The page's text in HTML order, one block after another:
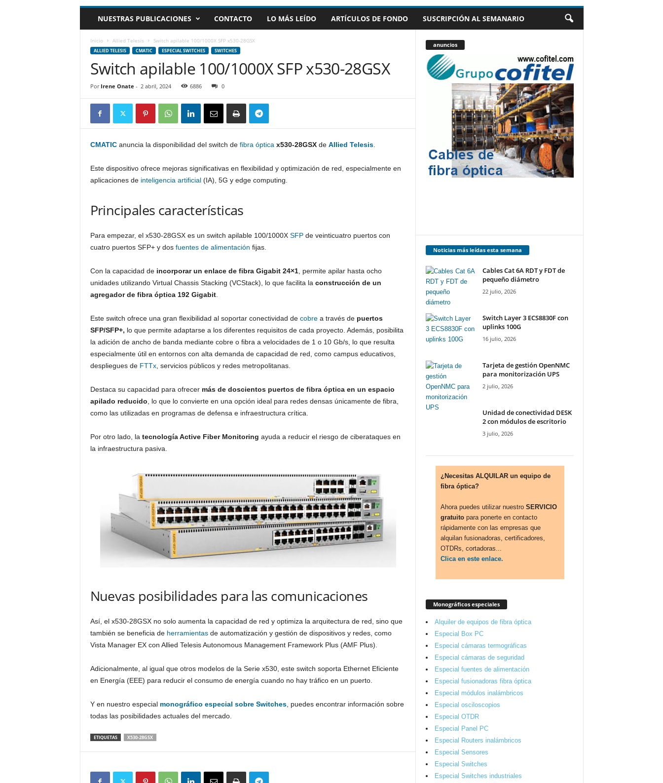
m
o
NUESTRAS PUBLICACIONES CONTACTO LO MÁS LEÍDO ARTÍCULOS DE FONDO SUSCRIPCIÓN AL SEMANARIO
Inicio Allied Telesis Switch apilable 100/1000X SFP x530-28GSX
ALLIED TELESIS CMATIC ESPECIAL SWITCHES SWITCHES
Switch apilable 100/1000X SFP x530-28GSX
Por Irene Onate - 2 abril, 2024 6886 0
CMATICanuncia la disponibilidad del switch de fibra óptica x530-28GSXde Allied Telesis.
Este dispositivo ofrece mejoras significativas en flexibilidad y optimización de red, especialmente en
aplicaciones de inteligencia artificial(IA), 5G y edge computing.
Principales características
Para empezar, el x530-28GSX es un switch apilable 100/1000X SFPde veinticuatro puertos con
cuatro puertos SFP+ y dos fuentes de alimentación fijas.
Con la capacidad de incorporar un enlace de fibra Gigabit 24×1, permite apilar hasta ocho
unidades utilizando Virtual Chassis Stacking (VCStack), lo que facilita la construcción de un
agregador de fibra óptica 192 Gigabit.
Este switch ofrece una gran flexibilidad al soportar conectividad de cobrea través de puertos
SFP/SFP+, lo que permite adaptarse a los diferentes requisitos de cada proyecto. Además, posibilita
la adición de ancho de banda mediante cobre o fibra a velocidades de 1 o 10 Gb/s, lo que resulta
especialmente útil en entornos con alta demanda de capacidad de red, como campus educativos,
despliegues de FTTx, servicios públicos y redes metropolitanas.
Destaca su capacidad para ofrecer más de doscientos puertos de fibra óptica en un espacio
apilado reducido , lo que lo convierte en una opción ideal para redes densas únicamente de fibra,
como las utilizadas en programas de defensa e infraestructura crítica.
Por otro lado, la tecnología Active Fiber Monitoring ayuda a reducir el riesgo de ciberataques en
la infraestructura pasiva.
Nuevas posibilidades para las comunicaciones
Así, el x530-28GSX no solo aumenta la capacidad de red y optimiza la arquitectura de red, sino que
también se beneficia de herramientasde automatización y gestión de dispositivos y redes, como
Vista Manager EX con Allied Telesis Autonomous Management Framework Plus (AMF Plus).
Adicionalmente, al igual que otros modelos de la Serie x530, este switch soporta Ethernet Eficiente
en Energía (EEE) para reducir el consumo de energía cuando no hay tráfico en un puerto.
Y en nuestro especial monográfico especial sobre Switches, puedes encontrar información sobre
todas las posibilidades actuales del mercado.
ETIQUETAS X530-28GSX
anuncios
Noticias más leídas esta semana
Cables Cat 6A RDT y FDT de
pequeño diámetro
22 julio, 2026
Switch Layer 3 ECS8830F con
uplinks 100G
16 julio, 2026
Tarjeta de gestión OpenNMC
para monitorización UPS
2 julio, 2026
Unidad de conectividad DESK
2 con módulos de escritorio
3 julio, 2026
¿Necesitas ALQUILAR un equipo de
fibra óptica?
Ahora puedes utilizar nuestro SERVICIO
gratuitopara ponerte en contacto
rápidamente con las empresas que
alquilan fusionadoras, certificadores,
OTDRs, cortadoras...
Clica en este enlace.
Monográficos especiales
Alquiler de equipos de fibra óptica
Especial Box PC
Especial cámaras termográficas
Especial cámaras de seguridad
Especial fuentes de alimentación
Especial fusionadoras fibra óptica
Especial módulos inalámbricos
Especial osciloscopios
Especial OTDR
Especial Panel PC
Especial Routers inalámbricos
Especial Sensores
Especial Switches
Especial Switches industriales